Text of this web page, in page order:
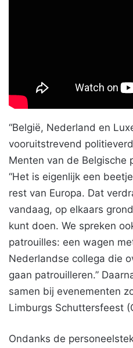
“België, Nederland en
vooruitstrevend
Menten van de Belgische
“Het is eigenlijk een
rest van Europa. Dat
vandaag, op elkaars
kunt doen. We spreken
patrouilles: een wagen
Nederlandse collega die
gaan patrouilleren.”
samen bij evenementen
Limburgs Schuttersfeest
Ondanks de